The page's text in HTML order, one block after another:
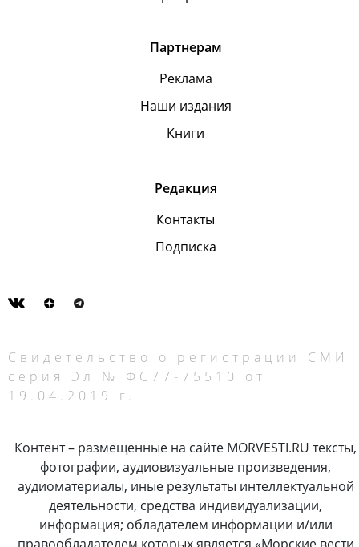
Партнерам
Реклама
Наши издания
Книги
Редакция
Контакты
Подписка
Свидетельство о регистрации СМИ
серия Эл № ФС77-75510 от
19.04.2019 г.
Контент – размещенные на сайте MORVESTI.RU тексты,
фотографии, аудиовизуальные произведения,
аудиоматериалы, иные результаты интеллектуальной
деятельности, средства индивидуализации,
информация; обладателем информации и/или